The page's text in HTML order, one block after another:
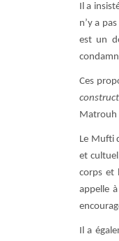
Il a
n’y a
est un
Ces
Matrouh
Le Mufti
et
corps et
appelle
Il a